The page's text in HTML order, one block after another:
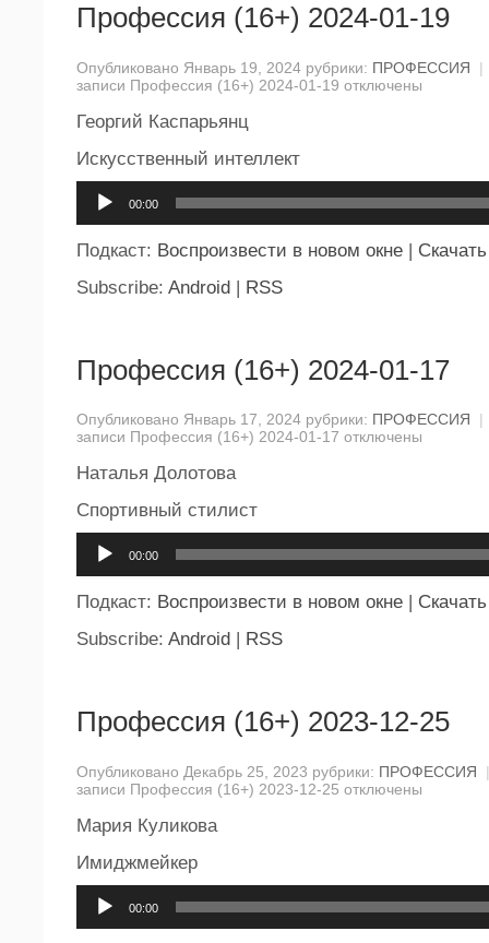
Профессия (16+) 2024-01-19
Опубликовано Январь 19, 2024 рубрики: ПРОФЕССИЯ
|
записи Профессия (16+) 2024-01-19 отключены
Георгий Каспарьянц
Искусственный интеллект
00:00
Подкаст: Воспроизвести в новом окне | Скачать
Subscribe: Android | RSS
Профессия (16+) 2024-01-17
Опубликовано Январь 17, 2024 рубрики: ПРОФЕССИЯ
|
записи Профессия (16+) 2024-01-17 отключены
Наталья Долотова
Спортивный стилист
00:00
Подкаст: Воспроизвести в новом окне
Скачать
Subscribe: Android RSS
Профессия (16+) 2023-12-25
Опубликовано Декабрь 25, 2023 рубрики: ПРОФЕССИЯ
|
записи Профессия (16+) 2023-12-25 отключены
Мария Куликова
Имиджмейкер
00:00